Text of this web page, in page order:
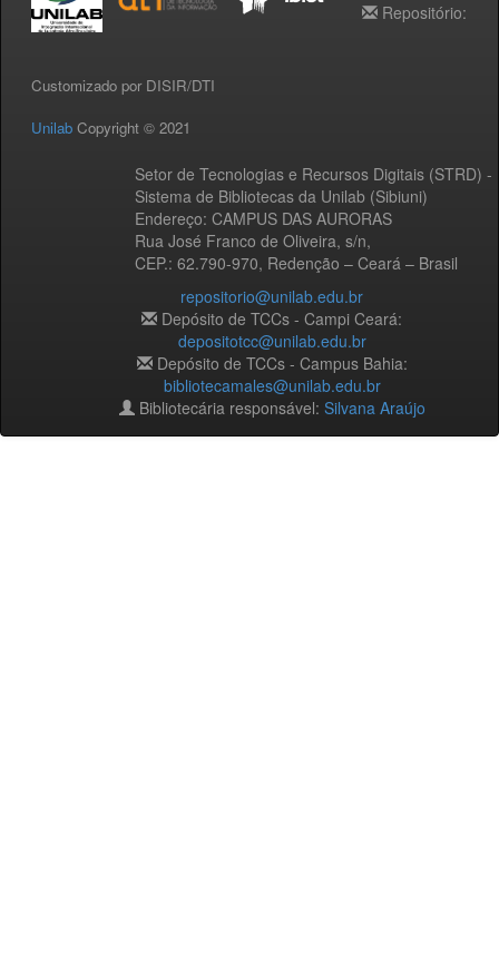
Customizado por DISIR/DTI
Unilab Copyright © 2021
Setor de Tecnologias e Recursos Digitais (STRD) -
Sistema de Bibliotecas da Unilab (Sibiuni)
Endereço: CAMPUS DAS AURORAS
Rua José Franco de Oliveira, s/n,
CEP.: 62.790-970, Redenção – Ceará – Brasil
Repositório:
repositorio@unilab.edu.br
Depósito de TCCs - Campi Ceará:
depositotcc@unilab.edu.br
Depósito de TCCs - Campus Bahia:
bibliotecamales@unilab.edu.br
Bibliotecária responsável: Silvana Araújo